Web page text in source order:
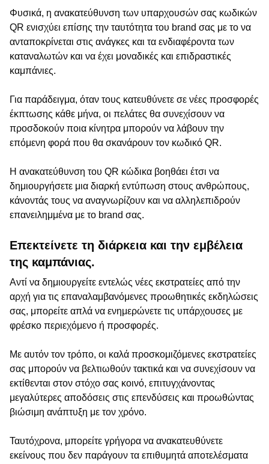
Φυσικά, η ανακατεύθυνση των υπαρχουσών σας κωδικών
QR ενισχύει επίσης την ταυτότητα του brand σας με το να
ανταποκρίνεται στις ανάγκες και τα ενδιαφέροντα των
καταναλωτών και να έχει μοναδικές και επιδραστικές
καμπάνιες.
Για παράδειγμα, όταν τους κατευθύνετε σε νέες προσφορές
έκπτωσης κάθε μήνα, οι πελάτες θα συνεχίσουν να
προσδοκούν ποια κίνητρα μπορούν να λάβουν την
επόμενη φορά που θα σκανάρουν τον κωδικό QR.
Η ανακατεύθυνση του QR κώδικα βοηθάει έτσι να
δημιουργήσετε μια διαρκή εντύπωση στους ανθρώπους,
κάνοντάς τους να αναγνωρίζουν και να αλληλεπιδρούν
επανειλημμένα με το brand σας.
Επεκτείνετε τη διάρκεια και την εμβέλεια
της καμπάνιας.
Αντί να δημιουργείτε εντελώς νέες εκστρατείες από την
αρχή για τις επαναλαμβανόμενες προωθητικές εκδηλώσεις
σας, μπορείτε απλά να ενημερώνετε τις υπάρχουσες με
φρέσκο περιεχόμενο ή προσφορές.
Με αυτόν τον τρόπο, οι καλά προσκομιζόμενες εκστρατείες
σας μπορούν να βελτιωθούν τακτικά και να συνεχίσουν να
εκτίθενται στον στόχο σας κοινό, επιτυγχάνοντας
μεγαλύτερες αποδόσεις στις επενδύσεις και προωθώντας
βιώσιμη ανάπτυξη με τον χρόνο.
Ταυτόχρονα, μπορείτε γρήγορα να ανακατευθύνετε
εκείνους που δεν παράγουν τα επιθυμητά αποτελέσματα